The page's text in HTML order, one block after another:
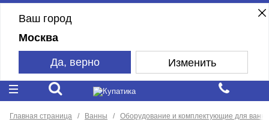
Ваш город
Москва
Да, верно Изменить
Главная страница Ванны Оборудование и комплектующие для ванн